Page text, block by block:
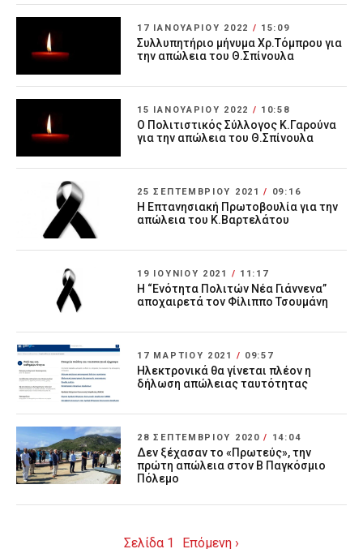
17 ΙΑΝΟΥΑΡΊΟΥ 2022 / 15:09
Συλλυπητήριο μήνυμα Χρ.Τόμπρου για
την απώλεια του Θ.Σπίνουλα
15 ΙΑΝΟΥΑΡΊΟΥ 2022 / 10:58
Ο Πολιτιστικός Σύλλογος Κ.Γαρούνα
για την απώλεια του Θ.Σπίνουλα
25 ΣΕΠΤΕΜΒΡΊΟΥ 2021/ 09:16
Η Επτανησιακή Πρωτοβουλία για την
απώλεια του Κ.Βαρτελάτου
19 ΙΟΥΝΊΟΥ 2021 / 11:17
Η “Ενότητα Πολιτών Νέα Γιάννενα”
αποχαιρετά τον Φίλιππο Τσουμάνη
17 ΜΑΡΤΊΟΥ 2021 / 09:57
Ηλεκτρονικά θα γίνεται πλέον η
δήλωση απώλειας ταυτότητας
28 ΣΕΠΤΕΜΒΡΊΟΥ 2020/ 14:04
Δεν ξέχασαν το «Πρωτεύς», την
πρώτη απώλεια στον Β Παγκόσμιο
Πόλεμο
Σελίδα 1 Επόμενη ›